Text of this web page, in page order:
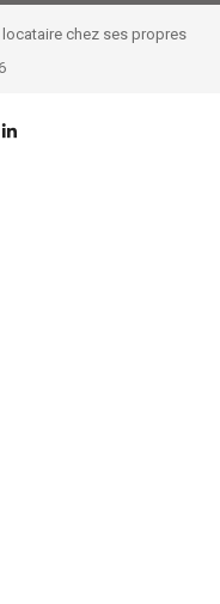
locataire chez ses propres
devient locataire chez ses